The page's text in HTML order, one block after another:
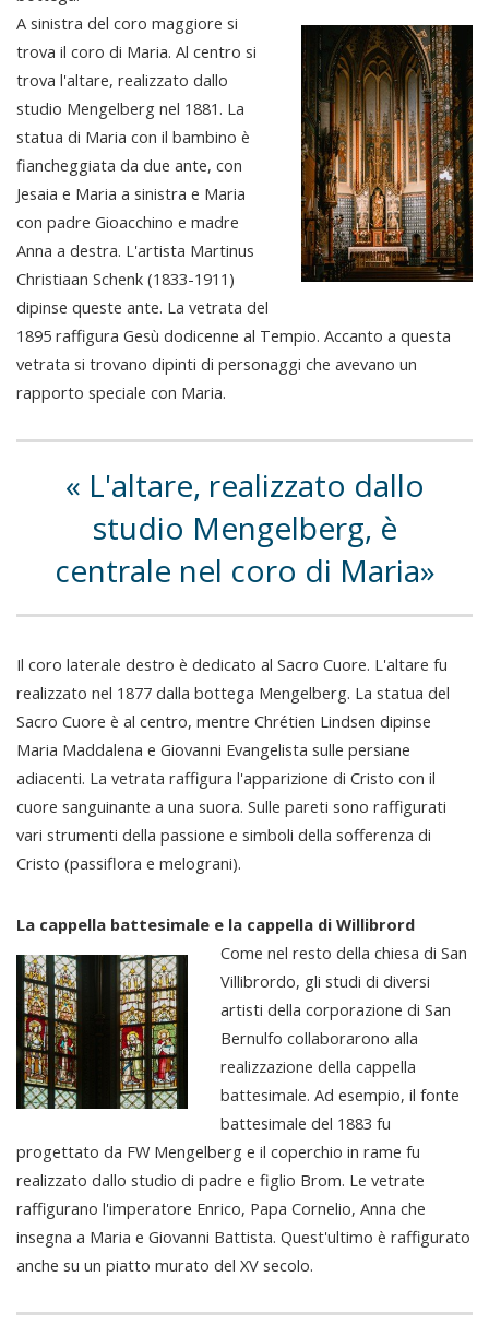
A sinistra del coro maggiore si
trova il coro di Maria. Al centro si
trova l'altare, realizzato dallo
studio Mengelberg nel 1881. La
statua di Maria con il bambino è
fiancheggiata da due ante, con
Jesaia e Maria a sinistra e Maria
con padre Gioacchino e madre
Anna a destra. L'artista Martinus
Christiaan Schenk (1833-1911)
dipinse queste ante. La vetrata del
1895 raffigura Gesù dodicenne al Tempio. Accanto a questa
vetrata si trovano dipinti di personaggi che avevano un
rapporto speciale con Maria.
L'altare, realizzato dallo
studio Mengelberg, è
centrale nel coro di Maria
Il coro laterale destro è dedicato al Sacro Cuore. L'altare fu
realizzato nel 1877 dalla bottega Mengelberg. La statua del
Sacro Cuore è al centro, mentre Chrétien Lindsen dipinse
Maria Maddalena e Giovanni Evangelista sulle persiane
adiacenti. La vetrata raffigura l'apparizione di Cristo con il
cuore sanguinante a una suora. Sulle pareti sono raffigurati
vari strumenti della passione e simboli della sofferenza di
Cristo (passiflora e melograni).
La cappella battesimale e la cappella di Willibrord
Come nel resto della chiesa di San
Villibrordo, gli studi di diversi
artisti della corporazione di San
Bernulfo collaborarono alla
realizzazione della cappella
battesimale. Ad esempio, il fonte
battesimale del 1883 fu
progettato da FW Mengelberg e il coperchio in rame fu
realizzato dallo studio di padre e figlio Brom. Le vetrate
raffigurano l'imperatore Enrico, Papa Cornelio, Anna che
insegna a Maria e Giovanni Battista. Quest'ultimo è raffigurato
anche su un piatto murato del XV secolo.